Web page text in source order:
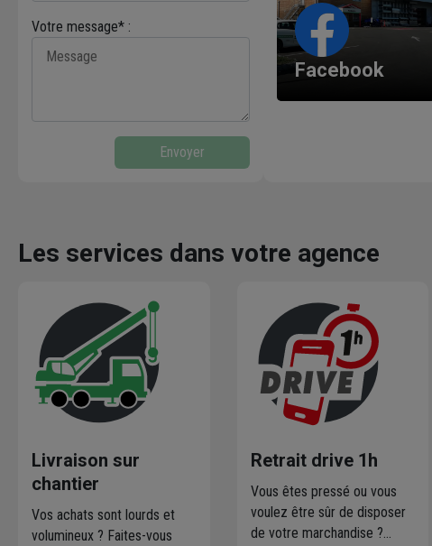
Votre message* :
Envoyer
Facebook
Les services dans votre agence
Livraison sur
chantier
Vos achats sont lourds et
volumineux ? Faites-vous
Retrait drive 1h
Vous êtes pressé ou vous
voulez être sûr de disposer
de votre marchandise ?